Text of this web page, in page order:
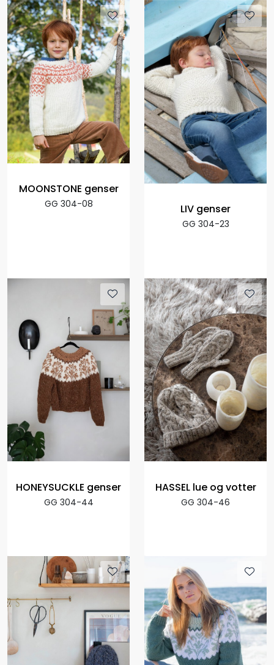
MOONSTONE genser
GG 304-08 LIV genser
GG 304-23
HONEYSUCKLE genser
GG 304-44
HASSEL lue og votter
GG 304-46